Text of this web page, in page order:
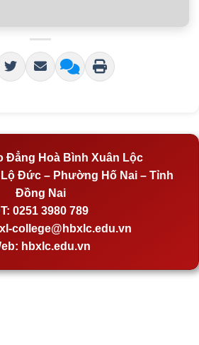
Đẳng Hoà Bình Xuân Lộc
Đức – Phường Hố Nai – Tỉnh
Đồng Nai
0251 3980 789
college@hbxlc.edu.vn
hbxlc.edu.vn